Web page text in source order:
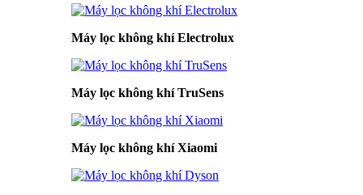
Máy lọc không khí Electrolux
Máy lọc không khí TruSens
Máy lọc không khí Xiaomi